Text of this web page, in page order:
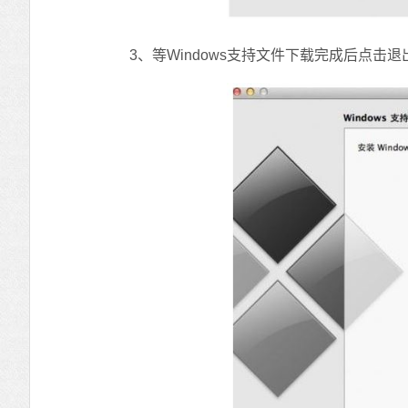
3、等Windows支持文件下载完成后点击退